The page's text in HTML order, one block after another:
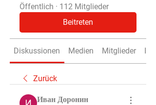
Öffentlich · 112 Mitglieder
Beitreten
Diskussionen Medien Mitglieder Info
Zurück
Иван Доронин